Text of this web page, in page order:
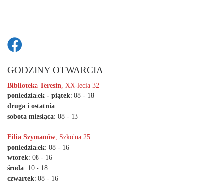
GODZINY OTWARCIA
Biblioteka Teresin , XX-lecia 32
poniedziałek - piątek: 08 - 18
druga i ostatnia
sobota miesiąca: 08 - 13
Filia Szymanów , Szkolna 25
poniedziałek: 08 - 16
wtorek: 08 - 16
środa: 10 - 18
czwartek: 08 - 16